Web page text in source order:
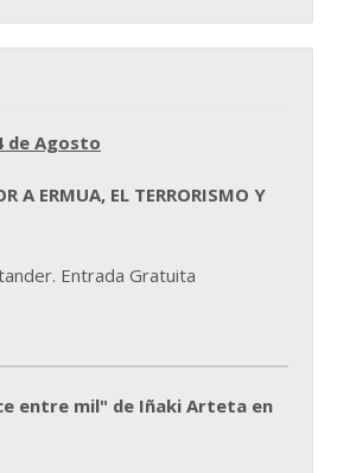
de Agosto
A ERMUA, EL TERRORISMO Y
Entrada Gratuita
entre mil" de Iñaki Arteta en